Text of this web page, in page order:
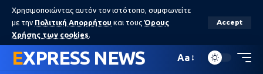
Χρησιμοποιώντας αυτόν τον ιστότοπο, συμφωνείτε
με την Πολιτική Απορρήτου και τους Όρους
Χρήσης των cookies.
Accept
EXPRESS NEWS Aa